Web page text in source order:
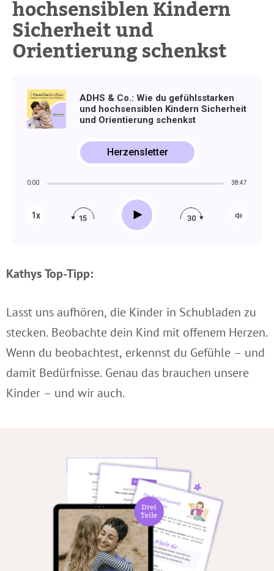
hochsensiblen Kindern
Sicherheit und
Orientierung schenkst
ADHS & Co.: Wie du gefühlsstarken
und hochsensiblen Kindern Sicherheit
und Orientierung schenkst
0:00 38:47
1x 15 Play 30
Herzensletter
Kathys Top-Tipp:
Lasst uns aufhören, die Kinder in Schubladen zu
stecken. Beobachte dein Kind mit offenem Herzen.
Wenn du beobachtest, erkennst du Gefühle – und
damit Bedürfnisse. Genau das brauchen unsere
Kinder – und wir auch.